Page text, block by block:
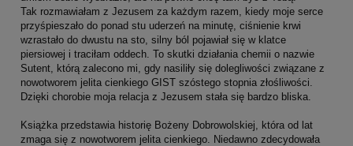
Tak rozmawiałam z Jezusem za każdym razem, kiedy moje serce
przyśpieszało do ponad stu uderzeń na minutę, ciśnienie krwi
wzrastało do dwustu na sto, silny ból pojawiał się w klatce
piersiowej i traciłam oddech. To skutki działania chemii o nazwie
Sutent, którą zalecono mi, gdy nasiliły się dolegliwości związane z
nowotworem jelita cienkiego GIST szóstego stopnia złośliwości.
Dzięki chorobie moja relacja z Jezusem stała się bardzo bliska.
Książka przedstawia historię Bożeny Dobrowolskiej, która od lat
zmaga się z nowotworem jelita cienkiego. Niedawno zdecydowała